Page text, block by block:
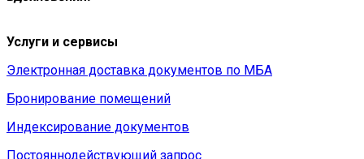
Услуги и сервисы
Электронная доставка документов по МБА
Бронирование помещений
Индексирование документов
Постояннодействующий запрос